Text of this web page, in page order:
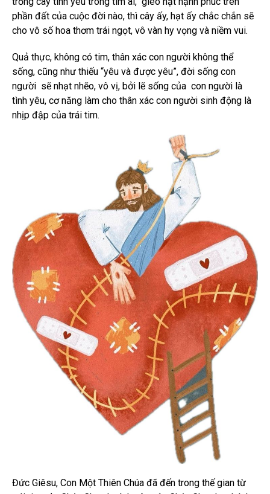
phần đất của cuộc đời nào, thì cây ấy, hạt ấy chắc chắn sẽ
cho vô số hoa thơm trái ngọt, vô vàn hy vọng và niềm vui.
Quả thực, không có tim, thân xác con người không thể
sống, cũng như thiếu “yêu và được yêu”, đời sống con
người sẽ nhạt nhẽo, vô vị, bởi lẽ sống của con người là
tình yêu, cơ năng làm cho thân xác con người sinh động là
nhịp đập của trái tim.
Đức Giêsu, Con Một Thiên Chúa đã đến trong thế gian từ